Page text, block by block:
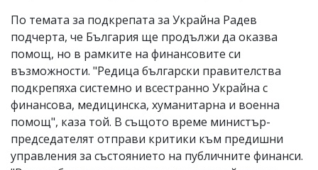
По темата за подкрепата за Украйна Радев
подчерта, че България ще продължи да оказва
помощ, но в рамките на финансовите си
възможности. "Редица български правителства
подкрепяха системно и всестранно Украйна с
финансова, медицинска, хуманитарна и военна
помощ", каза той. В същото време министър-
председателят отправи критики към предишни
управления за състоянието на публичните финанси.